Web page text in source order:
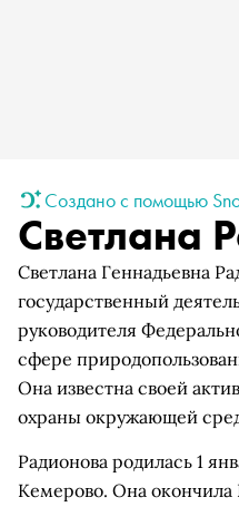
Создано с помощью
Светлана
Светлана Геннадьевна
государственный
руководителя
сфере
Она известна своей
охраны окружающей
Радионова родилась 1
Кемерово. Она